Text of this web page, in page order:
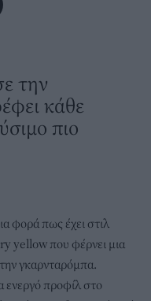
την
κάθε
πιο
φορά πως έχει στιλ
yellow που φέρνει μια
γκαρνταρόμπα.
ενεργό προφίλ στο